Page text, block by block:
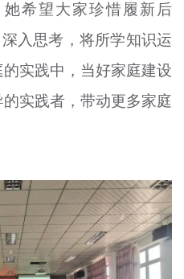
希望大家珍惜履新后
入思考，将所学知识运
实践中，当好家庭建设
实践者，带动更多家庭